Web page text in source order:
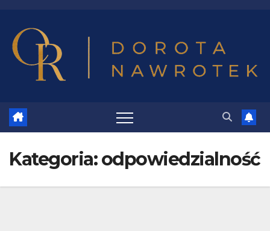
content
Kategoria:odpowiedzialność